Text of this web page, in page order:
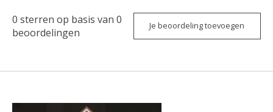
0 sterren op basis van 0
beoordelingen
Je beoordeling toevoegen